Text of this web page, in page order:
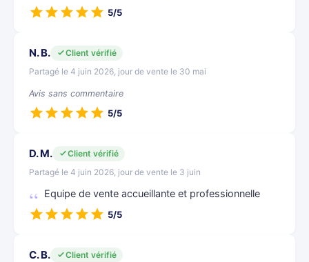
5/5
N. B.
Client vérifié
Partagé le 4 juin 2026, jour de vente le 30 mai
Avis sans commentaire
5/5
D. M.
Client vérifié
Partagé le 4 juin 2026, jour de vente le 3 juin
Equipe de vente accueillante et professionnelle
5/5
C. B.
Client vérifié